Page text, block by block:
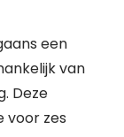
een
van
Deze
voor zes